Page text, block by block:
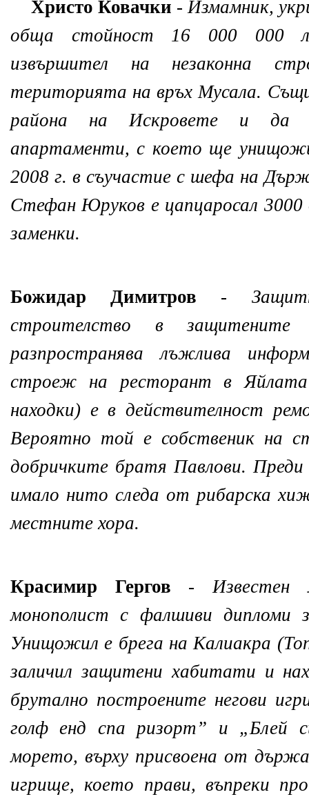
Христо Ковачки -Измамник,
обща стойност 16 000 000
извършител на незаконна
територията на връх Мусала.
района на Искровете и да
апартаменти, с което ще
2008 г. в съучастие с шефа на
Стефан Юруков е цапцаросал 3000
заменки.
Божидар Димитров -
строителство в
разпространява лъжлива
строеж на ресторант в Яйлата
находки) е в действителност
Вероятно той е собственик на
добричките братя Павлови.
имало нито следа от рибарска
местните хора.
Красимир Гергов -Известен
монополист с фалшиви дипломи
Унищожил е брега на Калиакра
заличил защитени хабитати и
брутално построените негови
голф енд спа ризорт” и „Блей
морето, върху присвоена от
игрище, което прави, въпреки